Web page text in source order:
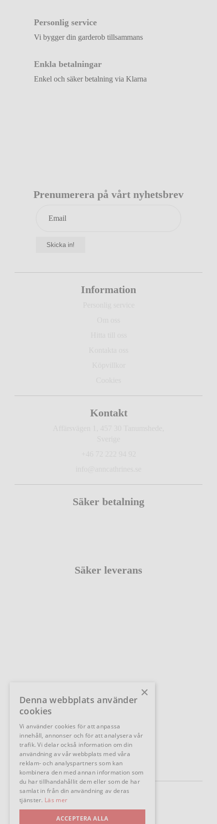
Personlig service
Vi bygger din garderob tillsammans
Enkla betalningar
Enkel och säker betalning via Klarna
Prenumerera på vårt nyhetsbrev
Skicka in!
Information
Kontakt
Säker betalning
Säker leverans
Följ oss
×
Denna webbplats använder
cookies
Vi använder cookies för att anpassa
innehåll, annonser och för att analysera vår
trafik. Vi delar också information om din
användning av vår webbplats med våra
reklam- och analyspartners som kan
kombinera den med annan information som
du har tillhandahållit dem eller som de har
samlat in från din användning av deras
tjänster. Läs mer
ACCEPTERA ALLA